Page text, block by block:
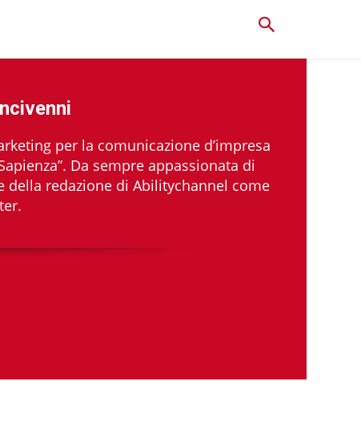
per la comunicazione d’impresa
Da sempre appassionata di
redazione di Abilitychannel come